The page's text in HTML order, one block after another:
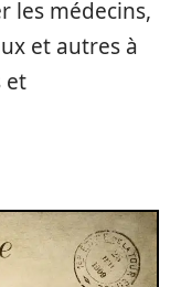
les médecins,
et autres à
et